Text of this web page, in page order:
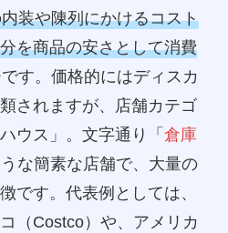
装や陳列にかけるコスト
を商品の安さとして消費
す。価格的にはディスカ
されますが、店舗カテゴ
ウス」。文字通り「 倉庫
うな簡素な店舗で、大量の
です。代表例としては、
（Costco）や、アメリカ